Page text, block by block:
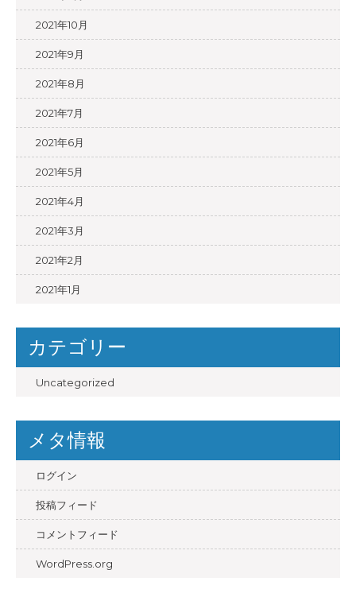
2021年10月
2021年9月
2021年8月
2021年7月
2021年6月
2021年5月
2021年4月
2021年3月
2021年2月
2021年1月
カテゴリー
Uncategorized
メタ情報
ログイン
投稿フィード
コメントフィード
WordPress.org